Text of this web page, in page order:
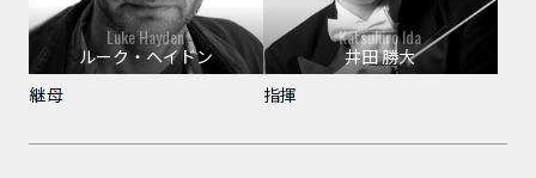
Luke Hayden
ルーク・ヘイドン
継母
Katsuhiro Ida
井田 勝大
指揮